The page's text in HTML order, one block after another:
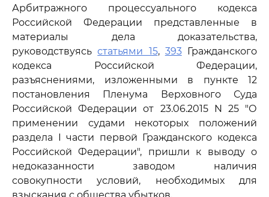
Арбитражного процессуального кодекса
Российской Федерации представленные в
материалы дела доказательства,
руководствуясьстатьями 15, 393Гражданского
кодекса Российской Федерации,
разъяснениями, изложенными в пункте 12
постановления Пленума Верховного Суда
Российской Федерации от 23.06.2015 N 25 "О
применении судами некоторых положений
раздела I части первой Гражданского кодекса
Российской Федерации", пришли к выводу о
недоказанности заводом наличия
совокупности условий, необходимых для